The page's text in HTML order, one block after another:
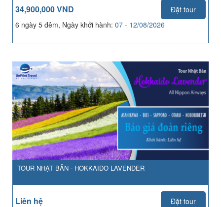
34,900,000 VND
Đặt tour
6 ngày 5 đêm, Ngày khởi hành: 07 - 12/08/2026
TOUR NHẬT BẢN - HOKKAIDO LAVENDER
Liên hệ
Đặt tour